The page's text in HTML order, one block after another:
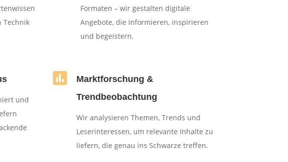
Technik
Formaten – wir gestalten digitale
Angebote, die informieren, inspirieren
und begeistern.
und

Marktforschung &
Trendbeobachtung
Wir analysieren Themen, Trends und
Leserinteressen, um relevante Inhalte zu
liefern, die genau ins Schwarze treffen.